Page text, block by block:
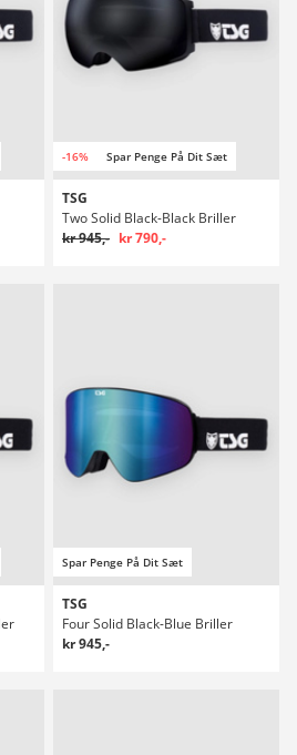
-16% Spar Penge På Dit Sæt
TSG
Two Solid Black-Black Briller
kr 945,- kr 790,-
Spar Penge På Dit Sæt
TSG
Four Solid Black-Blue Briller
kr 945,-